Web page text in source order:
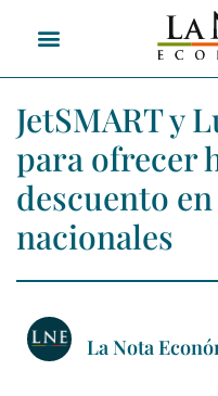
JetSMART y
para ofrecer
descuento
nacionales
La Nota